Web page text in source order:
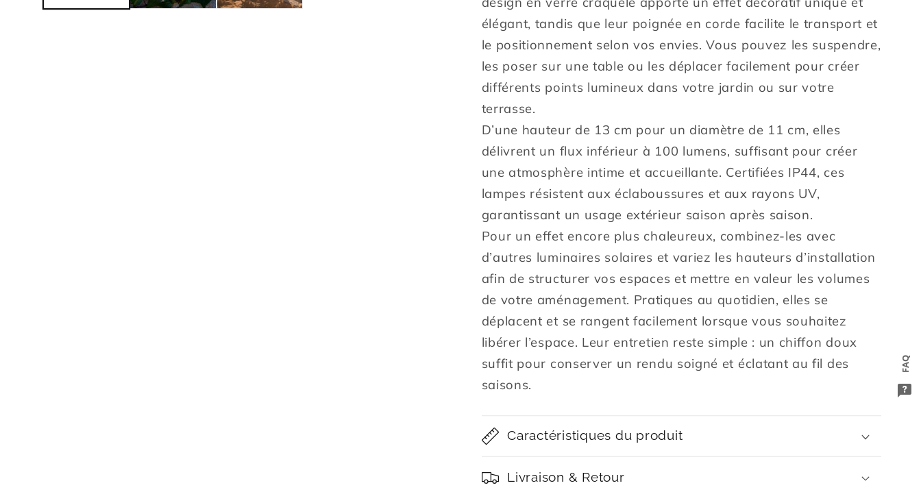
blanc
chaud
CRACK
CORD
H13cm
blanc
chaud
CRACK
BALL
CORD
H13cm
élégant, tandis que leur poignée en corde facilite le transport et
le positionnement selon vos envies. Vous pouvez les suspendre,
les poser sur une table ou les déplacer facilement pour créer
différents points lumineux dans votre jardin ou sur votre
terrasse.
D’une hauteur de 13 cm pour un diamètre de 11 cm, elles
délivrent un flux inférieur à 100 lumens, suffisant pour créer
une atmosphère intime et accueillante. Certifiées IP44, ces
lampes résistent aux éclaboussures et aux rayons UV,
garantissant un usage extérieur saison après saison.
Pour un effet encore plus chaleureux, combinez-les avec
d’autres luminaires solaires et variez les hauteurs d’installation
afin de structurer vos espaces et mettre en valeur les volumes
de votre aménagement. Pratiques au quotidien, elles se
déplacent et se rangent facilement lorsque vous souhaitez
libérer l’espace. Leur entretien reste simple : un chiffon doux
suffit pour conserver un rendu soigné et éclatant au fil des
saisons.
Caractéristiques du produit
Livraison & Retour
FAQ